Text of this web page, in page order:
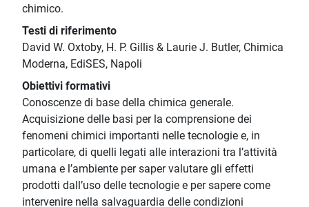
chimico.
Testi di riferimento
David W. Oxtoby, H. P. Gillis & Laurie J. Butler, Chimica
Moderna, EdiSES, Napoli
Obiettivi formativi
Conoscenze di base della chimica generale.
Acquisizione delle basi per la comprensione dei
fenomeni chimici importanti nelle tecnologie e, in
particolare, di quelli legati alle interazioni tra l’attività
umana e l’ambiente per saper valutare gli effetti
prodotti dall’uso delle tecnologie e per sapere come
intervenire nella salvaguardia delle condizioni